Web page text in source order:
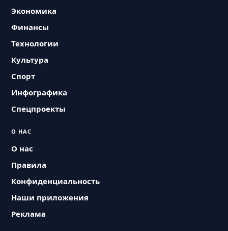
Экономика
Финансы
Технологии
Культура
Спорт
Инфографика
Спецпроекты
О НАС
О нас
Правила
Конфиденциальность
Наши приложения
Реклама